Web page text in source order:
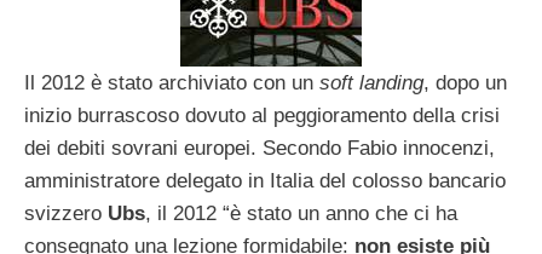
Il 2012 è stato archiviato con un soft landing, dopo un
inizio burrascoso dovuto al peggioramento della crisi
dei debiti sovrani europei. Secondo Fabio innocenzi,
amministratore delegato in Italia del colosso bancario
svizzero Ubs, il 2012 “è stato un anno che ci ha
consegnato una lezione formidabile: non esiste più